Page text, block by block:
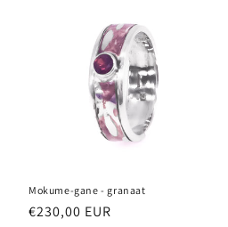
Mokume-gane - granaat
Normale
€230,00 EUR